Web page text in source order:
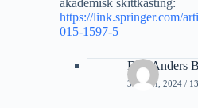
akademisk skittkasting:
https://link.springer.com/
015-1597-5
Dag Anders
30 JUNI, 2024 /